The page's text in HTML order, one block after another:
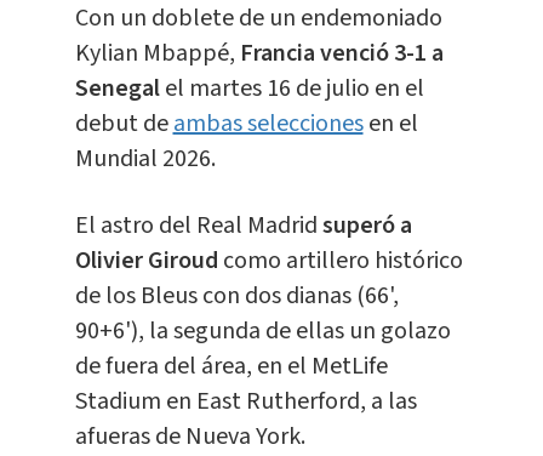
Con un doblete de un endemoniado
Kylian Mbappé, Francia venció 3-1 a
Senegalel martes 16 de julio en el
debut deambas seleccionesen el
Mundial 2026.
El astro del Real Madridsuperó a
Olivier Giroud como artillero histórico
de los Bleus con dos dianas (66',
90+6'), la segunda de ellas un golazo
de fuera del área, en el MetLife
Stadium en East Rutherford, a las
afueras de Nueva York.